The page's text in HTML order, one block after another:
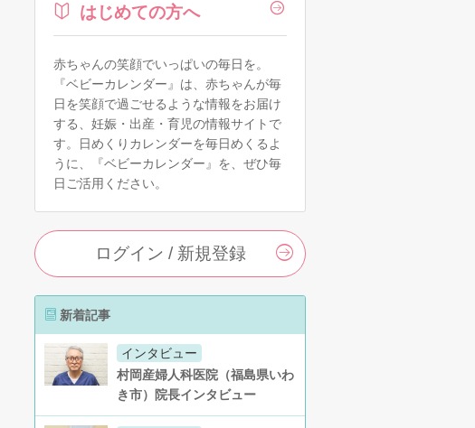
はじめての方へ
赤ちゃんの笑顔でいっぱいの毎日を。
『ベビーカレンダー』は、赤ちゃんが毎
日を笑顔で過ごせるような情報をお届け
する、妊娠・出産・育児の情報サイトで
す。日めくりカレンダーを毎日めくるよ
うに、『ベビーカレンダー』を、ぜひ毎
日ご活用ください。
ログイン / 新規登録
新着記事
インタビュー
村岡産婦人科医院（福島県いわ
き市）院長インタビュー